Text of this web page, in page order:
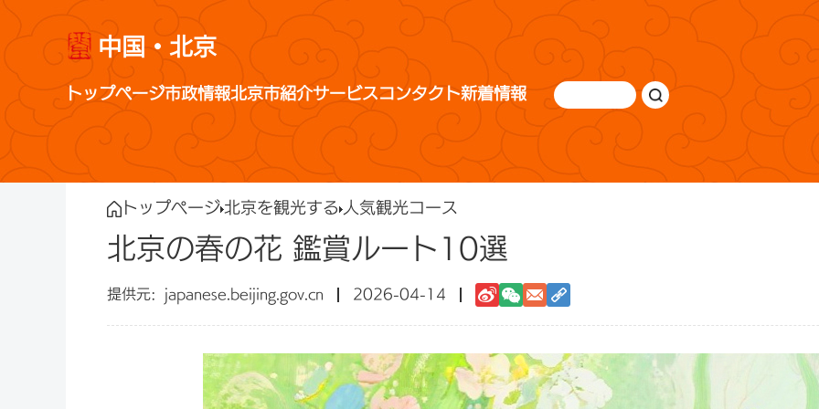
中国・北京
トップページ市政情報北京市紹介サービスコンタクト新着情報
トップページ北京を観光する 人気観光コース
北京の春の花 鑑賞ルート10選
japanese.beijing.gov.cn 2026-04-14